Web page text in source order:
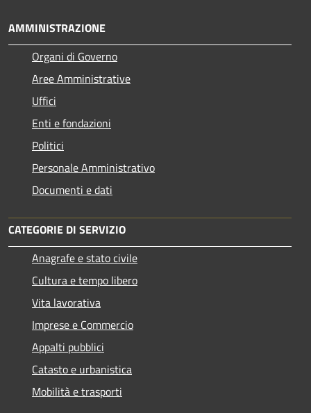
AMMINISTRAZIONE
Organi di Governo
Aree Amministrative
Uffici
Enti e fondazioni
Politici
Personale Amministrativo
Documenti e dati
CATEGORIE DI SERVIZIO
Anagrafe e stato civile
Cultura e tempo libero
Vita lavorativa
Imprese e Commercio
Appalti pubblici
Catasto e urbanistica
Mobilità e trasporti